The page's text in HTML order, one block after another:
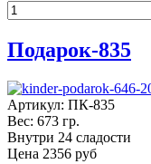
Подарок-835
Артикул: ПК-835
Вес: 673 гр.
Внутри 24 сладости
Цена 2356 руб